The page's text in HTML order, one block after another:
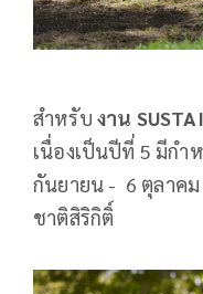
สำหรับ งาน
เนื่องเป็นปีที่ 5 มีกำ
กันยายน - 6 ตุลาค
ชาติสิริกิติ์